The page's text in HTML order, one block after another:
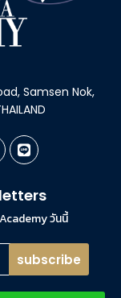
Samsen Nok,
วันนี้
subscribe